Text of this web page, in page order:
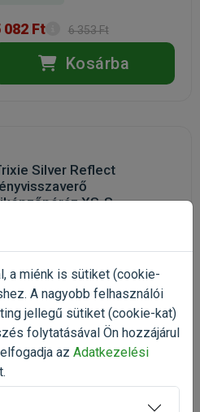
082 Ft 6 353 Ft
Kosárba
Silver Reflect
XS-S
textílpóráz
(2)
1 Darab
Trixie
3 331 Ft / db
Raktáron
Ft
a miénk is sütiket (cookie-
A nagyobb felhasználói
jellegű sütiket (cookie-kat)
folytatásával Ön hozzájárul
az Adatkezelési